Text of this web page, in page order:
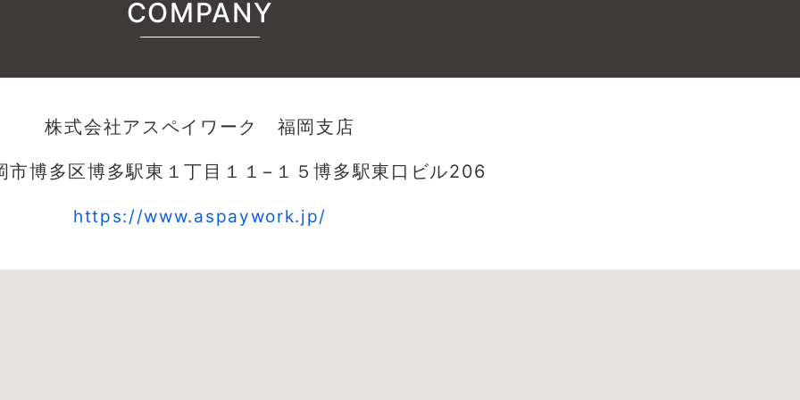
COMPANY
株式会社アスペイワーク 福岡支店
市博多区博多駅東１丁目１１−１５博多駅東口ビル206
https://www.aspaywork.jp/